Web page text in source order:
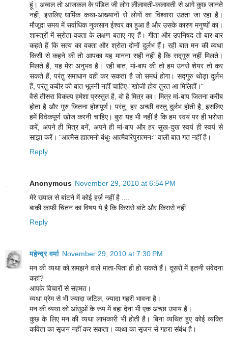
हूं। अव्वल तो आजकल के पंडित जी लोग लीलावती-कलावती से आगे कुछ जानते
नहीं, इसलिए धार्मिक कथा-आख्यानों से लोगों का विश्वास उठता जा रहा है।
मौजूदा समय में सर्वाधिक नुकसान ईश्वर का हुआ है और उसके कारण मनुष्यों का।
शास्त्रों में स्रोता-वक्ता के लक्षण बताए गए हैं। गीता और उपनिषद तो बार-बार
कहते हैं कि सत्य का वक्ता और श्रोता दोनों दुर्लभ हैं। रही बात मन की व्यथा
किसी से कहने की तो आपका यह मानना सही नहीं है कि सद्गुरु नहीं मिलते।
मिलते हैं, यह मेरा अनुभव है। रही बात, मां-बाप की तो हम उनसे शेयर तो कर
सकते हैं, परंतु समाधान वहीं कर सकता है जो समर्थ होगा। सद्गुरु थोड़ा दुर्लभ
हैं, परंतु कबीर की बात भूलनी नहीं चाहिए-"खोजी होय तुरत आ मिलिहौं।" ​
​वैसे तीस​रा विकल्प हमेशा प्रस्तुत है, वो है मित्र का। मित्र मां-बाप जितना करीब
होता है और गुरु जितना होशपूर्ण। परंतु, हर अच्छी वस्तु दुर्लभ होती है, इसलिए
हमें विवेकपूर्ण खोज करनी चाहिए। बुरा यह भी नहीं है कि हम स्वयं पर ही भरोसा
करें, अपने ही मित्र बनें, अपने ही मां-बाप और हर सुख-दुख स्वयं ही स्वयं से
साझा करें। "आत्मैस ह्यात्मनो बंधुः आत्मैवरिपुरात्मनः" वाली बात गत नहीं है।
Reply
Anonymous November 29, 2010 at 6:54 PM
मेरे ख्याल से बांटने में कोई हर्ज़ नहीं है ....
बाकी काफी चिंतन का विषय ये है कि किससे बांटे और किससे नहीं....
Reply
महेन्‍द्र वर्मा November 29, 2010 at 7:30 PM
मन की व्यथा को समझने वाले माता-पिता ही हो सकते हैं। दूसरों में इतनी संवेदना
कहां?
आपके विचारों से सहमत।
व्यथा प्रेम से भी ज्यादा जटिल, ज्यादा गहरी भावना है।
मन की व्यथा को आंसुओं के रूप में बहा देना भी एक अच्छा उपाय है।
कुछ के लिए मन की व्यथा लाभकारी भी होती है। बिना व्यथित हुए कोई व्यक्ति
कविता का सृजन नहीं कर सकता। व्यथा का सृजन से गहरा संबंध है।